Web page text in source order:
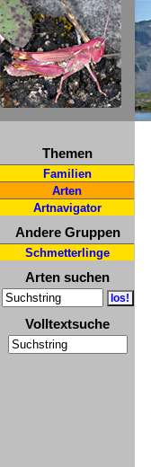
Themen
Familien
Arten
Artnavigator
Andere Gruppen
Schmetterlinge
Arten suchen
Volltextsuche